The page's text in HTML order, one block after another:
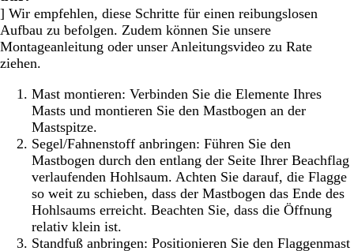
] Wir empfehlen, diese Schritte für einen reibungslosen
Aufbau zu befolgen. Zudem können Sie unsere
Montageanleitung oder unser Anleitungsvideo zu Rate
ziehen.
Mast montieren: Verbinden Sie die Elemente Ihres
Masts und montieren Sie den Mastbogen an der
Mastspitze.
Segel/Fahnenstoff anbringen: Führen Sie den
Mastbogen durch den entlang der Seite Ihrer Beachflag
verlaufenden Hohlsaum. Achten Sie darauf, die Flagge
so weit zu schieben, dass der Mastbogen das Ende des
Hohlsaums erreicht. Beachten Sie, dass die Öffnung
relativ klein ist.
Standfuß anbringen: Positionieren Sie den Flaggenmast